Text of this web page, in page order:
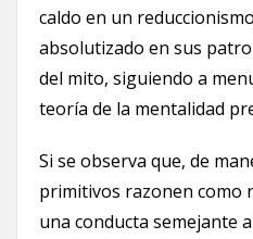
caldo en un
absolutizado en sus
del mito, siguiendo a
teoría de la mentalidad
Si se observa que, de
primitivos razonen como
una conducta semejante